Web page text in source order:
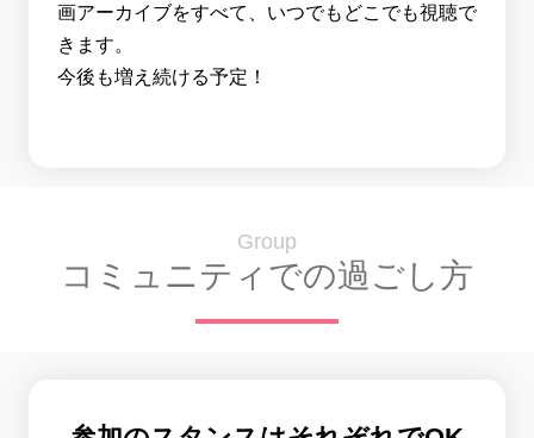
画アーカイブをすべて、いつでもどこでも視聴で
きます。
今後も増え続ける予定！
Group
コミュニティでの過ごし方